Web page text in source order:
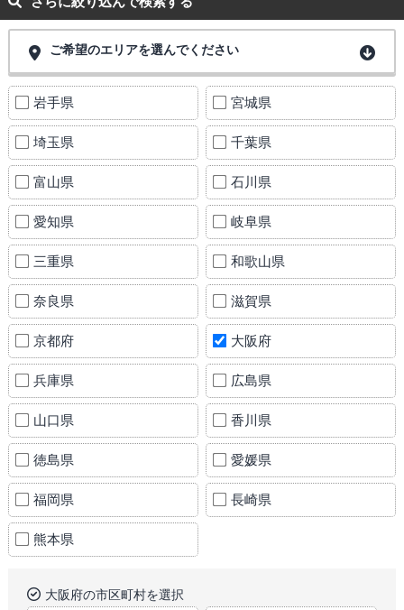
ご希望のエリアを選んでください
岩手県 宮城県
埼玉県 千葉県
富山県 石川県
愛知県 岐阜県
三重県 和歌山県
奈良県 滋賀県
京都府 大阪府
兵庫県 広島県
山口県 香川県
徳島県 愛媛県
福岡県 長崎県
熊本県
大阪府の市区町村を選択